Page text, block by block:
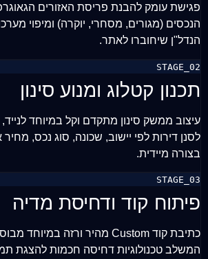
פגישת עומק להבנת פריסת האזורים
הנדל"ן שיחוברו לאתר.
STAGE_02
תכנון קטלוג ומנוע סינון
עיצוב ממשק סינון מתקדם וקל במיוחד
לסנן דירות לפי יישוב, שכונה, סוג נכס,
בצורה מיידית.
STAGE_03
פיתוח קוד ודחיסת מדיה
המשלב טכנולוגיות דחיסה חכמות להצגת